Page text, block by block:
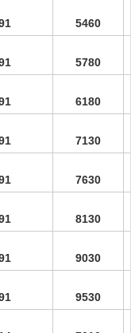
5460
5780
6180
7130
7630
8130
9030
9530